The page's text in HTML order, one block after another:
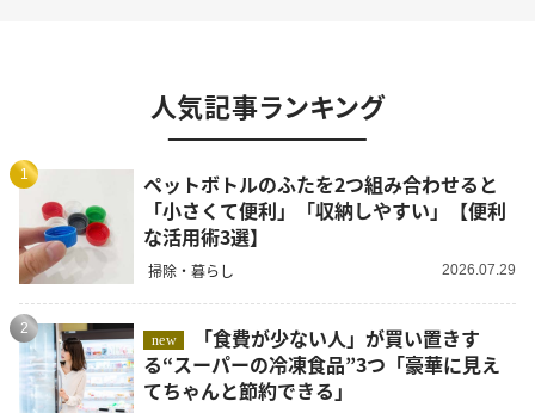
人気記事ランキング
1
ペットボトルのふたを2つ組み合わせると
「小さくて便利」「収納しやすい」【便利
な活用術3選】
掃除・暮らし 2026.07.29
2
new
る“スーパーの冷凍食品”3つ「豪華に見え
てちゃんと節約できる」